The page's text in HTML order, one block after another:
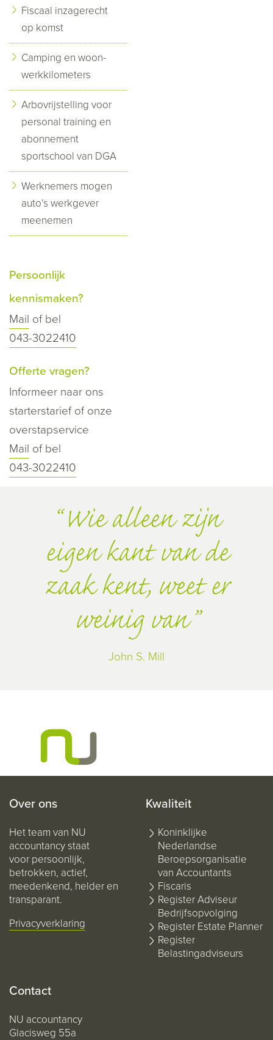
Fiscaal inzagerecht
op komst
Camping en woon-
werkkilometers
Arbovrijstelling voor
personal training en
abonnement
sportschool van DGA
Werknemers mogen
auto’s werkgever
meenemen
Persoonlijk
kennismaken?
Mail of bel
043-3022410
Offerte vragen?
Informeer naar ons
starterstarief of onze
overstapservice
Mail of bel
043-3022410
Wie alleen zijn
eigen kant van de
zaak kent, weet er
weinig van
John S. Mill
Over ons
Het team van NU
accountancy staat
voor persoonlijk,
betrokken, actief,
meedenkend, helder en
transparant.
Privacyverklaring
Kwaliteit
Koninklijke
Nederlandse
Beroepsorganisatie
van Accountants
Fiscaris
Register Adviseur
Bedrijfsopvolging
Register Estate Planner
Register
Belastingadviseurs
Contact
NU accountancy
Glacisweg 55a